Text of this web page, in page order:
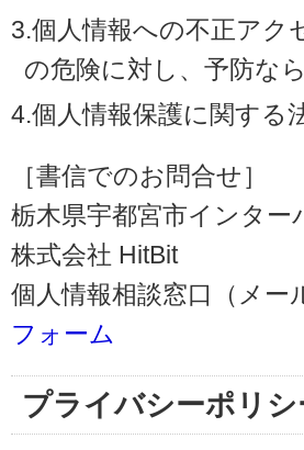
3.個人情報への不正アク
の危険に対し、予防な
4.個人情報保護に関する
［書信でのお問合せ］
栃木県宇都宮市インタ
株式会社 HitBit
個人情報相談窓口（メー
フォーム
プライバシーポリシ